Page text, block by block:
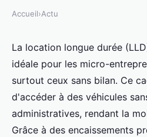
LLD micro
: boostez votre
Adam•27 janvier 2025•3 min de
Accueil›Actu
La location longue durée
idéale pour les micro-
surtout ceux sans bilan. Ce
d'accéder à des véhicules
administratives, rendant la
Grâce à des encaissements